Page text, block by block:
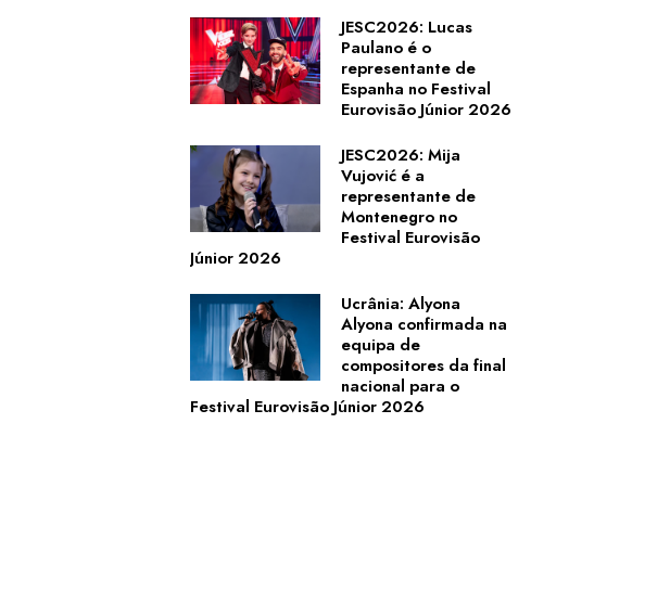
JESC2026: Lucas
Paulano é o
representante de
Espanha no Festival
Eurovisão Júnior 2026
JESC2026: Mija
Vujović é a
representante de
Montenegro no
Festival Eurovisão
Júnior 2026
Ucrânia: Alyona
Alyona confirmada na
equipa de
compositores da final
nacional para o
Festival Eurovisão Júnior 2026